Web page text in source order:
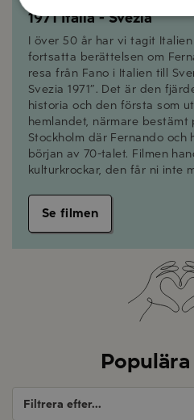
1971 Italia - Svezia
I över 50 år har vi tagit
fortsatta berättelsen om
resa från Fano i Italien till
Svezia 1971”. Det är den
historia och den första som
hemlandet, närmare bestämt
Stockholm där Fernando och
början av 70-talet. Filmen
kulturkrockar, den får ni inte
Se filmen
Filtrera efter...